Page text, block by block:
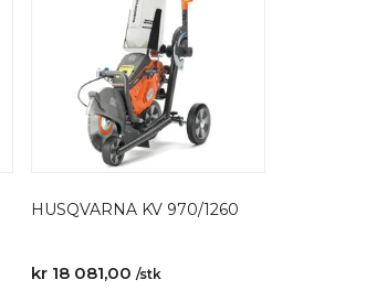
HUSQVARNA KV 970/1260
kr 18 081,00 /stk